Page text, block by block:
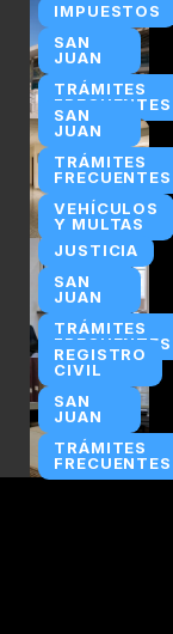
IMPUESTOS
SAN
JUAN
TRÁMITES
FRECUENTES
SAN
JUAN
TRÁMITES
FRECUENTES
VEHÍCULOS
Y MULTAS
JUSTICIA
SAN
JUAN
TRÁMITES
FRECUENTES
REGISTRO
CIVIL
SAN
JUAN
TRÁMITES
FRECUENTES